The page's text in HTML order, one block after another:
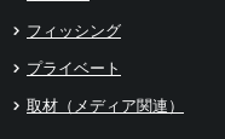
フィッシング
プライベート
取材（メディア関連）